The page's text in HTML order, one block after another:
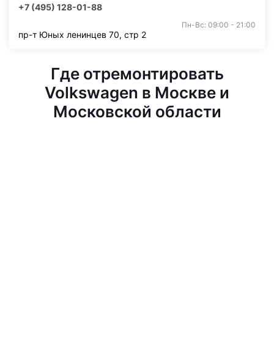
+7 (495) 128-01-88
Пн-Вс: 09:00 - 21:00
пр-т Юных ленинцев 70, стр 2
Где отремонтировать
Volkswagen в Москве и
Московской области